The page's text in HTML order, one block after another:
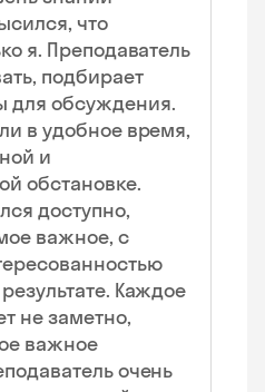
что
я. Преподаватель
подбирает
для обсуждения.
в удобное время,
и
обстановке.
доступно,
важное, с
Каждое
не заметно,
важное
очень